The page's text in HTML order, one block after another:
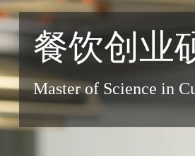
餐饮创业
Master of Science in
实习就业
入学指南
精彩校园